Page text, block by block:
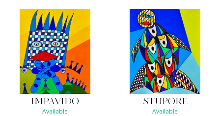
IMPAVIDO
Available
STUPORE
Available